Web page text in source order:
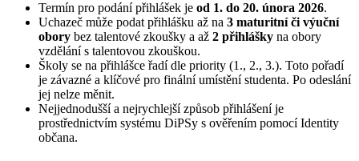
Termín pro podání přihlášek je od 1. do 20. února 2026.
Uchazeč může podat přihlášku až na 3 maturitní či výuční
obory bez talentové zkoušky a až 2 přihlášky na obory
vzdělání s talentovou zkouškou.
Školy se na přihlášce řadí dle priority (1., 2., 3.). Toto pořadí
je závazné a klíčové pro finální umístění studenta. Po odeslání
jej nelze měnit.
Nejjednodušší a nejrychlejší způsob přihlášení je
prostřednictvím systému DiPSy s ověřením pomocí Identity
občana.